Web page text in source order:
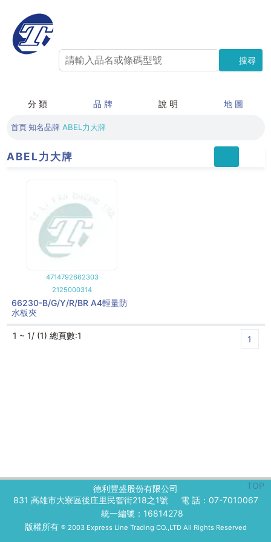
搜尋
搜尋
分 類 品 牌 說 明 地 圖
首頁 知名品牌 ABEL力大牌
ABEL力大牌
4714792662303
2125000314
66230-B/G/Y/R/BR A4輕量防
水板夾
1 ~ 1/ (1) 總頁數:1 1
TOP
德利豐盛股份有限公司
831 高雄市大寮區後庄里民智街218之1號
電 話：07-7010067
統一編號：16814278
版權所有 ® 2003 Express Line Trading CO.,LTD All Rights Reserved